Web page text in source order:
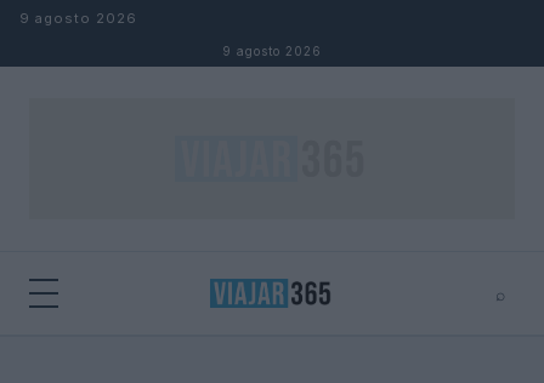
Saltar al contenido
9 agosto 2026
9 agosto 2026
⌕